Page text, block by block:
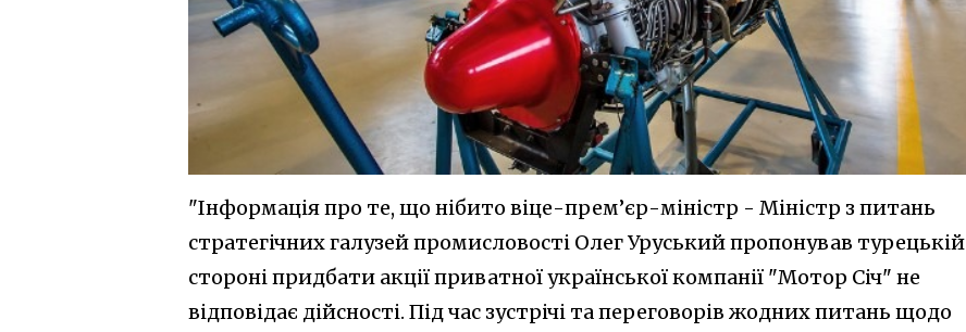
"Інформація про те, що нібито віце-прем’єр-міністр - Міністр з питань
стратегічних галузей промисловості Олег Уруський пропонував турецькій
стороні придбати акції приватної української компанії "Мотор Січ" не
відповідає дійсності. Під час зустрічі та переговорів жодних питань щодо